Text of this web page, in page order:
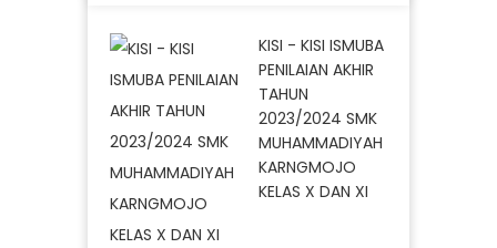
KISI - KISI ISMUBA
PENILAIAN AKHIR
TAHUN
2023/2024 SMK
MUHAMMADIYAH
KARNGMOJO
KELAS X DAN XI